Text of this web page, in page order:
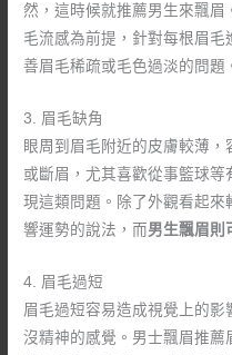
然，這時候就推薦男生來飄
毛流感為前提，針對每根眉
善眉毛稀疏或毛色過淡的問題
3. 眉毛缺角
眼周到眉毛附近的皮膚較薄
或斷眉，尤其喜歡從事籃球
現這類問題。除了外觀看起
響運勢的說法，而男生飄眉則
4. 眉毛過短
眉毛過短容易造成視覺上的影
沒精神的感覺。男士飄眉推